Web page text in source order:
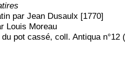
par Jean Dusaulx [1770]
Louis Moreau
pot cassé, coll. Antiqua n°12